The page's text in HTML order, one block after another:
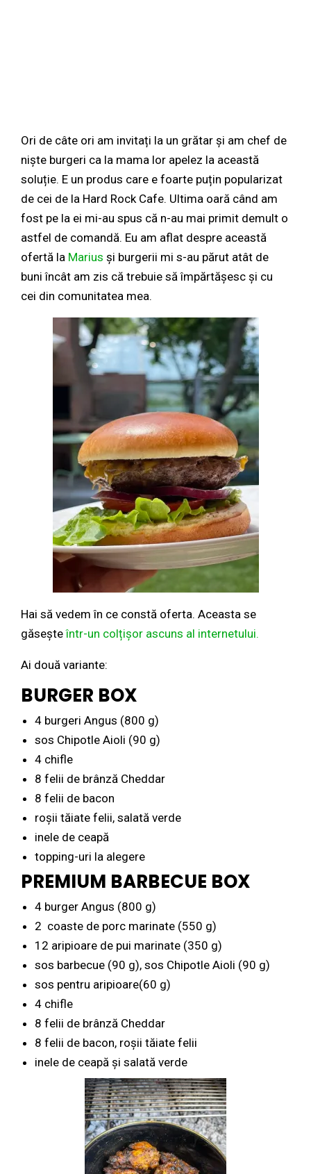
Ori de câte ori am invitați la un grătar și am chef de
niște burgeri ca la mama lor apelez la această
soluție. E un produs care e foarte puțin popularizat
de cei de la Hard Rock Cafe. Ultima oară când am
fost pe la ei mi-au spus că n-au mai primit demult o
astfel de comandă. Eu am aflat despre această
ofertă la Marius și burgerii mi s-au părut atât de
buni încât am zis că trebuie să împărtășesc și cu
cei din comunitatea mea.
Hai să vedem în ce constă oferta. Aceasta se
găseșteîntr-un colțișor ascuns al internetului.
Ai două variante:
BURGER BOX
4 burgeri Angus (800 g)
sos Chipotle Aioli (90 g)
4 chifle
8 felii de brânză Cheddar
8 felii de bacon
roșii tăiate felii, salată verde
inele de ceapă
topping-uri la alegere
PREMIUM BARBECUE BOX
4 burger Angus (800 g)
2 coaste de porc marinate (550 g)
12 aripioare de pui marinate (350 g)
sos barbecue (90 g), sos Chipotle Aioli (90 g)
sos pentru aripioare(60 g)
4 chifle
8 felii de brânză Cheddar
8 felii de bacon, roșii tăiate felii
inele de ceapă și salată verde